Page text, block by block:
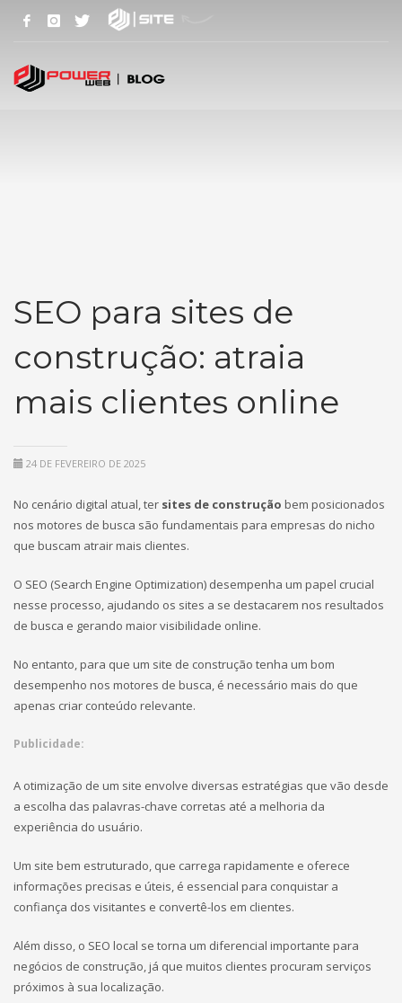
SEO para sites de
construção: atraia
mais clientes online
24 DE FEVEREIRO DE 2025
No cenário digital atual, ter sites de construção bem posicionados
nos motores de busca são fundamentais para empresas do nicho
que buscam atrair mais clientes.
O SEO (Search Engine Optimization) desempenha um papel crucial
nesse processo, ajudando os sites a se destacarem nos resultados
de busca e gerando maior visibilidade online.
No entanto, para que um site de construção tenha um bom
desempenho nos motores de busca, é necessário mais do que
apenas criar conteúdo relevante.
Publicidade:
A otimização de um site envolve diversas estratégias que vão desde
a escolha das palavras-chave corretas até a melhoria da
experiência do usuário.
Um site bem estruturado, que carrega rapidamente e oferece
informações precisas e úteis, é essencial para conquistar a
confiança dos visitantes e convertê-los em clientes.
Além disso, o SEO local se torna um diferencial importante para
negócios de construção, já que muitos clientes procuram serviços
próximos à sua localização.